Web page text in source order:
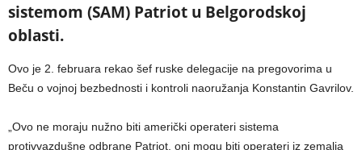
sistemom (SAM) Patriot u Belgorodskoj
oblasti.
Ovo je 2. februara rekao šef ruske delegacije na pregovorima u
Beču o vojnoj bezbednosti i kontroli naoružanja Konstantin Gavrilov.
„Ovo ne moraju nužno biti američki operateri sistema
protivvazdušne odbrane Patriot, oni mogu biti operateri iz zemalja